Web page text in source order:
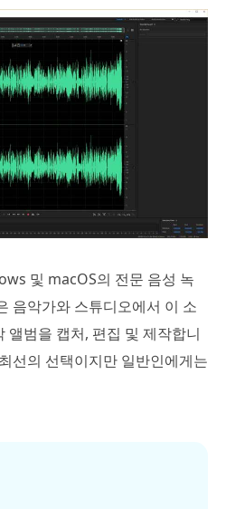
및 macOS의 전문 음성 녹
음악가와 스튜디오에서 이 소
앨범을 캡처, 편집 및 제작합니
선의 선택이지만 일반인에게는